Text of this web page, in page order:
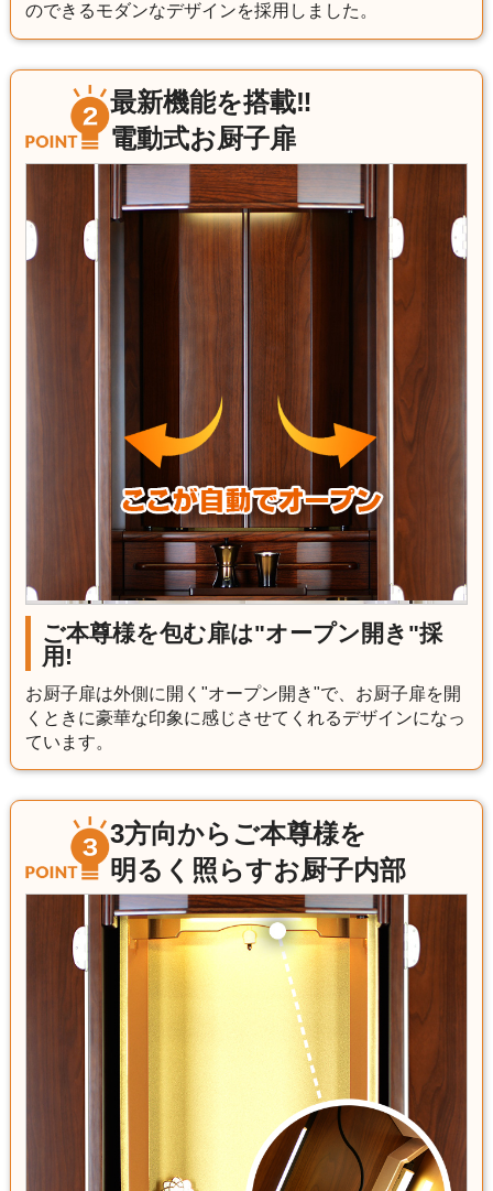
のできるモダンなデザインを採用しました。
最新機能を搭載‼
電動式お厨子扉
ご本尊様を包む扉は"オープン開き"採
用!
お厨子扉は外側に開く"オープン開き"で、お厨子扉を開
くときに豪華な印象に感じさせてくれるデザインになっ
ています。
3方向からご本尊様を
明るく照らすお厨子内部